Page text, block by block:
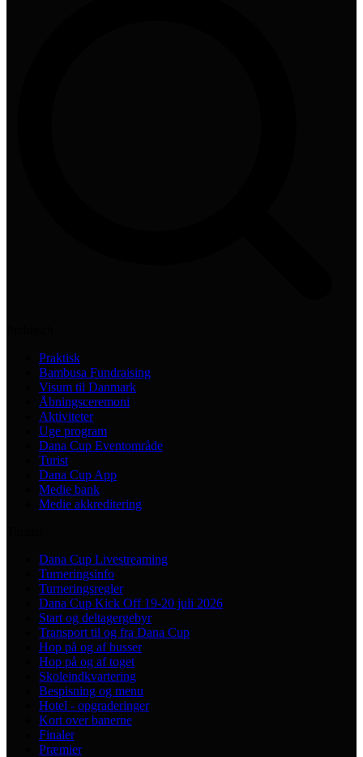
Praktisk
Bambusa Fundraising
Visum til Danmark
Åbningsceremoni
Aktiviteter
Uge program
Dana Cup Eventområde
Turist
Dana Cup App
Medie bank
Medie akkreditering
Dana Cup Livestreaming
Turneringsinfo
Turneringsregler
Dana Cup Kick Off 19-20 juli 2026
Start og deltagergebyr
Transport til og fra Dana Cup
Hop på og af busser
Hop på og af toget
Skoleindkvartering
Bespisning og menu
Hotel - opgraderinger
Kort over banerne
Finaler
Præmier